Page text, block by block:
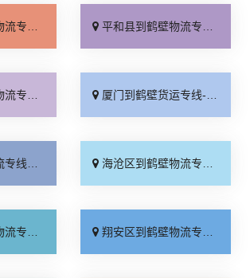
货上门」 平和县到鹤壁物流专线_门到门接送「托运放心」
站直达」 厦门到鹤壁货运专线-厦门到鹤壁物流公司_价格透明「门到门接送」
运放心」 海沧区到鹤壁物流专线_快运有保障「专业靠谱」
门提货」 翔安区到鹤壁物流专线_诚信为先「计费标准」